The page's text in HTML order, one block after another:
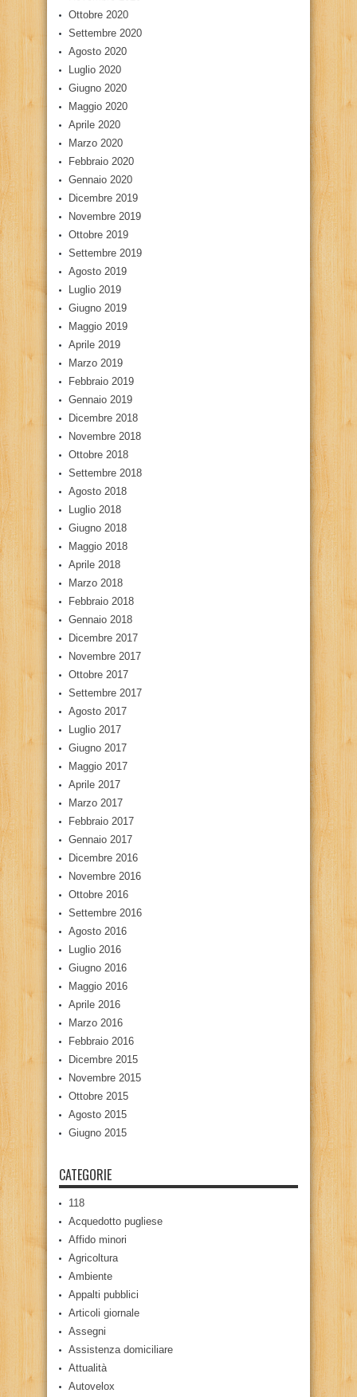
Ottobre 2020
Settembre 2020
Agosto 2020
Luglio 2020
Giugno 2020
Maggio 2020
Aprile 2020
Marzo 2020
Febbraio 2020
Gennaio 2020
Dicembre 2019
Novembre 2019
Ottobre 2019
Settembre 2019
Agosto 2019
Luglio 2019
Giugno 2019
Maggio 2019
Aprile 2019
Marzo 2019
Febbraio 2019
Gennaio 2019
Dicembre 2018
Novembre 2018
Ottobre 2018
Settembre 2018
Agosto 2018
Luglio 2018
Giugno 2018
Maggio 2018
Aprile 2018
Marzo 2018
Febbraio 2018
Gennaio 2018
Dicembre 2017
Novembre 2017
Ottobre 2017
Settembre 2017
Agosto 2017
Luglio 2017
Giugno 2017
Maggio 2017
Aprile 2017
Marzo 2017
Febbraio 2017
Gennaio 2017
Dicembre 2016
Novembre 2016
Ottobre 2016
Settembre 2016
Agosto 2016
Luglio 2016
Giugno 2016
Maggio 2016
Aprile 2016
Marzo 2016
Febbraio 2016
Dicembre 2015
Novembre 2015
Ottobre 2015
Agosto 2015
Giugno 2015
CATEGORIE
118
Acquedotto pugliese
Affido minori
Agricoltura
Ambiente
Appalti pubblici
Articoli giornale
Assegni
Assistenza domiciliare
Attualità
Autovelox